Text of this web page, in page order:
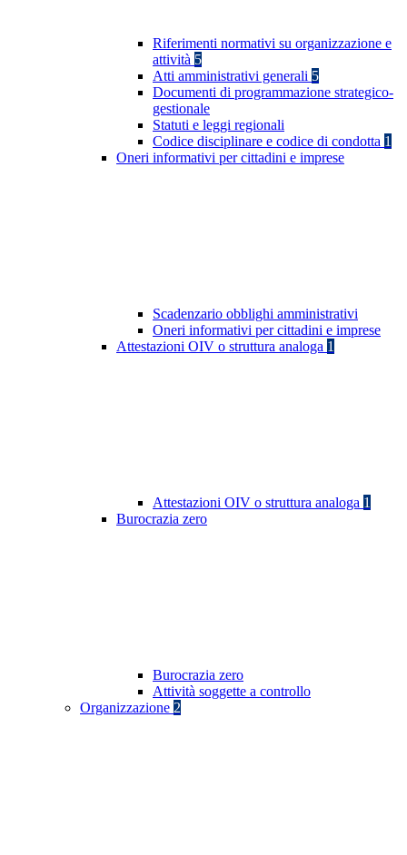
Riferimenti normativi su organizzazione e
attività 5
Atti amministrativi generali 5
Documenti di programmazione strategico-
gestionale
Statuti e leggi regionali
Codice disciplinare e codice di condotta 1
Oneri informativi per cittadini e imprese
Scadenzario obblighi amministrativi
Oneri informativi per cittadini e imprese
Attestazioni OIV o struttura analoga 1
Attestazioni OIV o struttura analoga 1
Burocrazia zero
Burocrazia zero
Attività soggette a controllo
Organizzazione 2